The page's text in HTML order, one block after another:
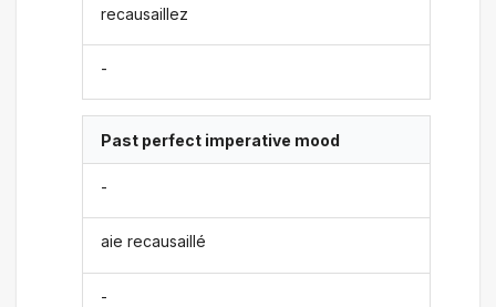
recausaillez
-
Past perfect imperative mood
-
aie recausaillé
-